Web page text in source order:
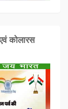
कोलारस